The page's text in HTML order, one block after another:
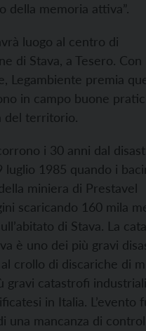
della memoria attiva”.
luogo al centro di
di Stava, a Tesero. Con
Legambiente premia
in campo buone
del territorio.
i 30 anni dal
luglio 1985 quando i
miniera di Prestavel
scaricando 160 mila
di Stava. La
è uno dei più gravi
crollo di discariche di
gravi catastrofi
in Italia. L’evento
una mancanza di